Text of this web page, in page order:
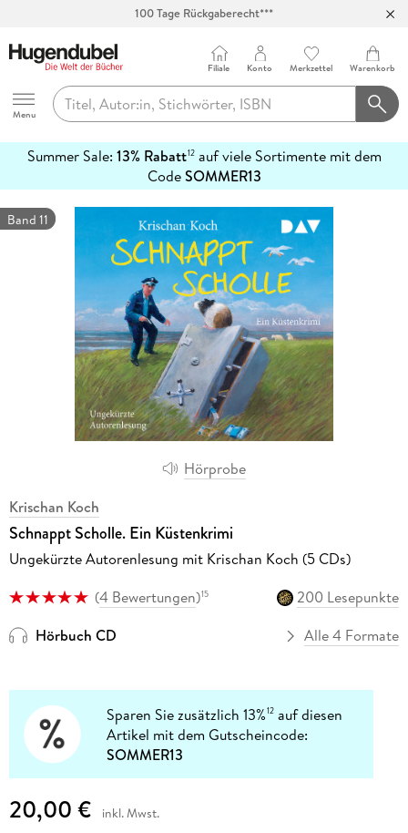
Hugendubel
Menu
Filiale Konto Merkzettel Warenkorb
Summer Sale: 13% Rabatt12auf viele Sortimente mit dem
CodeSOMMER13
erfahren
Hörprobe
Band 11
Krischan Koch
Schnappt Scholle. Ein Küstenkrimi
Ungekürzte Autorenlesung mit Krischan Koch (5 CDs)
(4 Bewertungen)15
200 Lesepunkte
Hörbuch CD
Alle 4 Formate
Sparen Sie zusätzlich 13%12 auf diesen
Artikel mit dem Gutscheincode:
SOMMER13
20,00 € inkl. Mwst.